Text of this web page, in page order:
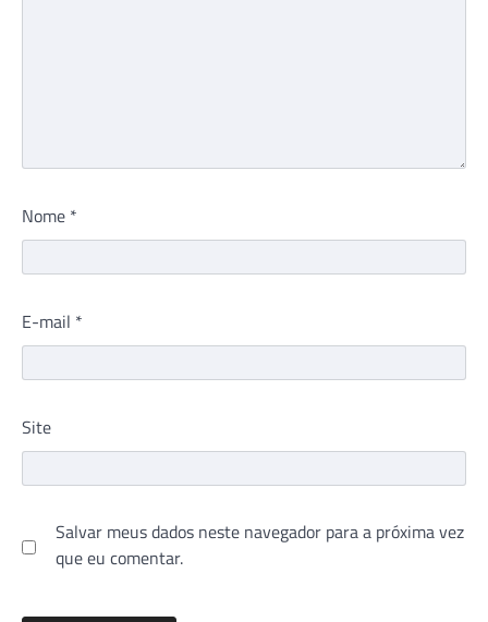
Nome *
E-mail *
Site
Salvar meus dados neste navegador para a próxima vez
que eu comentar.